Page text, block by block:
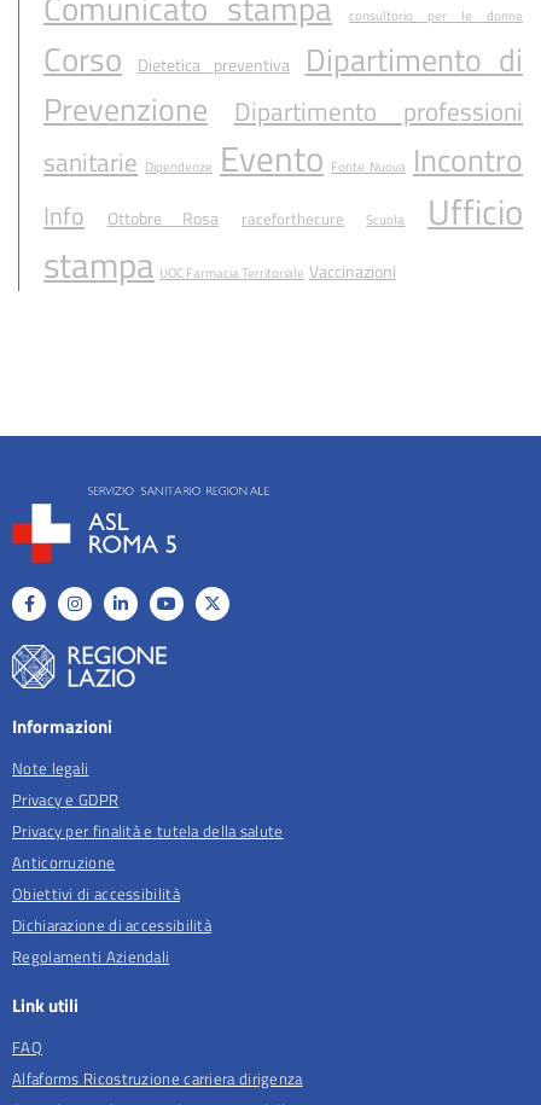
consultorio per le donne
Corso Dietetica preventiva
Dipartimento di
Prevenzione
Dipartimento professioni
sanitarie Dipendenze Evento Fonte Nuova Incontro
Info Ottobre Rosa raceforthecure Scuola
Ufficio
stampa UOC Farmacia Territoriale Vaccinazioni
Informazioni
Note legali
Privacy e GDPR
Privacy per finalità e tutela della salute
Anticorruzione
Obiettivi di accessibilità
Dichiarazione di accessibilità
Regolamenti Aziendali
Link utili
FAQ
Alfaforms Ricostruzione carriera dirigenza